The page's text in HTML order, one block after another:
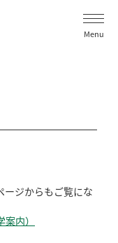
Menu
ージからもご覧にな
内）